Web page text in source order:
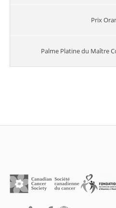
Prix
Palme Platine du Maître